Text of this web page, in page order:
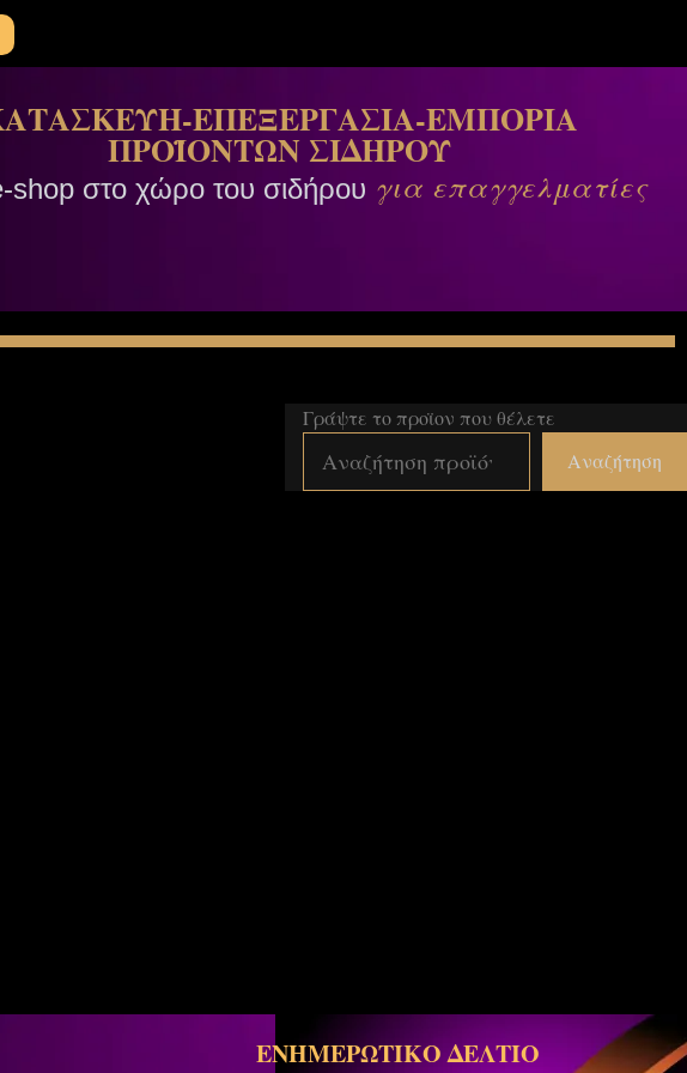
ΕΠΕΞΕΡΓΑΣΙΑ-ΕΜΠΟΡΙΑ
ΠΡΟΪΟΝΤΩΝ ΣΙΔΗΡΟΥ
shop στο χώρο του σιδήρου για επαγγελματίες
Γράψτε το προϊον που θέλετε
Αναζήτηση
ΕΝΗΜΕΡΩΤΙΚΟ ΔΕΛΤΙΟ